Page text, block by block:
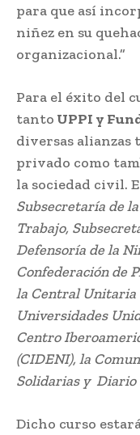
para que así
niñez en su
organizacional.”
Para el éxito del
tanto UPPI y
diversas
privado como
la sociedad civil.
Subsecretaría de
Trabajo,
Defensoría de la
Confederación de
la Central Unitaria
Universidades
Centro
(CIDENI), la
Solidarias y Diario
Dicho curso